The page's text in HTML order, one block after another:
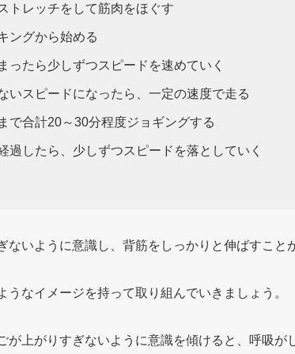
トレッチをして筋肉をほぐす
ングから始める
ったら少しずつスピードを速めていく
いスピードになったら、一定の速度で走る
合計20～30分程度ジョギングする
過したら、少しずつスピードを落としていく
ないように意識し、背筋をしっかりと伸ばすこと
うなイメージを持って取り組んでいきましょう。
が上がりすぎないように意識を傾けると、呼吸が